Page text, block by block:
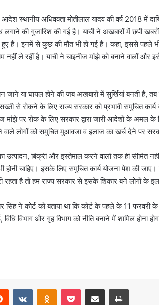
आदेश स्थानीय अधिवक्ता मोतीलाल यादव की वर्ष 2018 में
लगाने की गुजारिश की गई है। याची ने अखबारों में छपी
हैं। इनमें से कुछ की मौत भी हो गई है। कहा, इससे पहले
ले रहीं है। याची ने चाइनीज मांझे को बनाने वालों और
या घायल होने की जब अखबारों में सुर्खियां बनती हैं, तब
से रोकने के लिए राज्य सरकार को प्रभावी समुचित कार्य
मांझे पर रोक के लिए सरकार द्वारा जारी आदेशों के अमल के
वाले लोगों को समुचित मुआवजा व इलाज का खर्च देने पर
बिक्री और इस्तेमाल करने वालों तक ही सीमित नहीं
होनी चाहिए। इसके लिए समुचित कार्य योजना पेश की जाए।
रहता है तो हम राज्य सरकार से इसके शिकार बने लोगों के
ने कोर्ट को बताया था कि कोर्ट के पहले के 11
विभाग और गृह विभाग को नीति बनाने में शामिल होना